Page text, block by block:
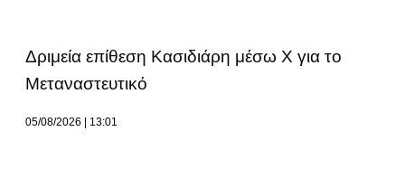
Δριμεία επίθεση Κασιδιάρη μέσω Χ για το
Μεταναστευτικό
05/08/2026 13:01